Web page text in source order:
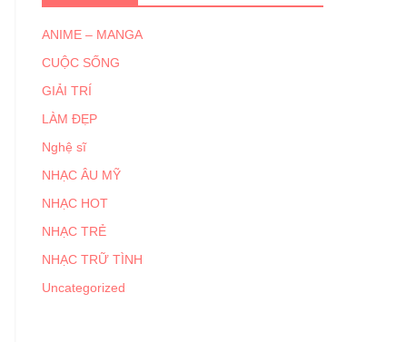
ANIME – MANGA
CUỘC SỐNG
GIẢI TRÍ
LÀM ĐẸP
Nghệ sĩ
NHẠC ÂU MỸ
NHẠC HOT
NHẠC TRẺ
NHẠC TRỮ TÌNH
Uncategorized